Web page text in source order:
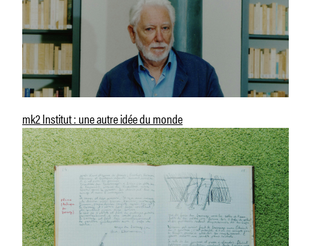
mk2 Institut : une autre idée du monde